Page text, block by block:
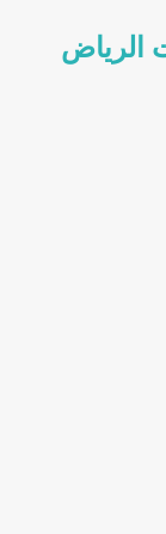
الرياض